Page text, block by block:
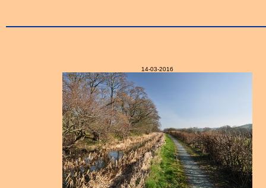
14-03-2016